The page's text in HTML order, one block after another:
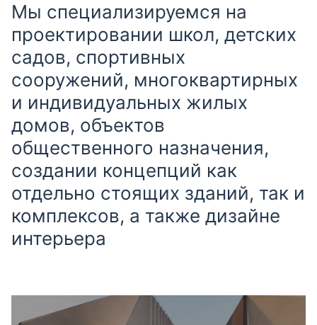
Мы специализируемся на
проектировании школ, детских
садов, спортивных
сооружений, многоквартирных
и индивидуальных жилых
домов, объектов
общественного назначения,
создании концепций как
отдельно стоящих зданий, так и
комплексов, а также дизайне
интерьера